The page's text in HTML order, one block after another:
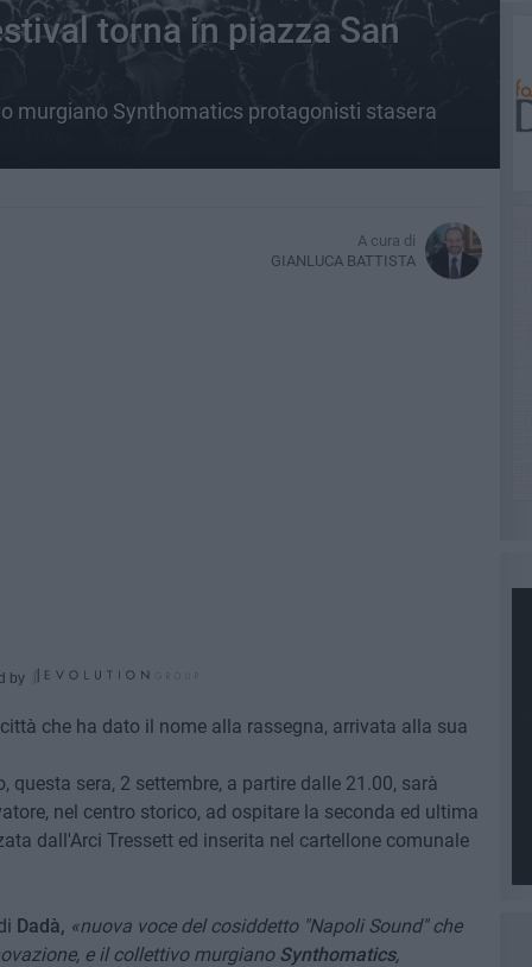
torna in piazza San
murgiano Synthomatics protagonisti stasera
A cura di
GIANLUCA BATTISTA
by
che ha dato il nome alla rassegna, arrivata alla sua
sera, 2 settembre, a partire dalle 21.00, sarà
nel centro storico, ad ospitare la seconda ed ultima
dall'Arci Tressett ed inserita nel cartellone comunale
Dadà, «nuova voce del cosiddetto "Napoli Sound" che
e il collettivo murgiano Synthomatics,